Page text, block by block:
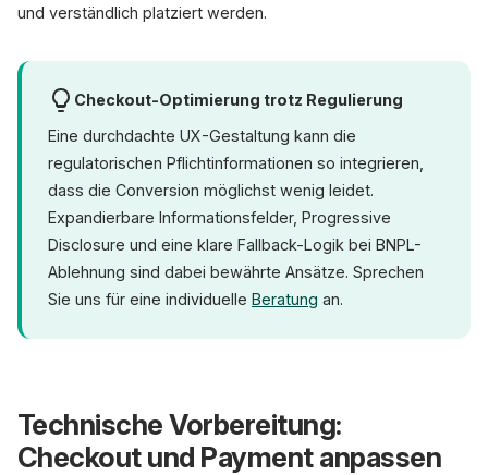
und verständlich platziert werden.
Checkout-Optimierung trotz Regulierung
Eine durchdachte UX-Gestaltung kann die
regulatorischen Pflichtinformationen so integrieren,
dass die Conversion möglichst wenig leidet.
Expandierbare Informationsfelder, Progressive
Disclosure und eine klare Fallback-Logik bei BNPL-
Ablehnung sind dabei bewährte Ansätze. Sprechen
Sie uns für eine individuelle Beratung an.
Technische Vorbereitung:
Checkout und Payment anpassen